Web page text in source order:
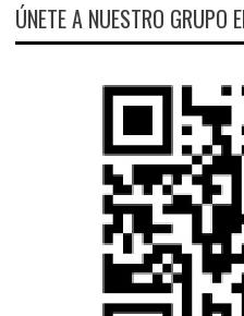
ÚNETE A NUESTRO GRUPO